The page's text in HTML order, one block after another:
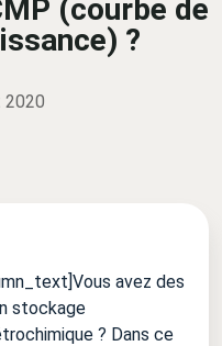
(courbe de
?
2020
Vous avez des
stockage
? Dans ce